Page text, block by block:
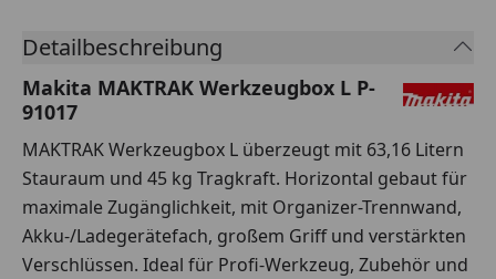
Detailbeschreibung
Makita MAKTRAK Werkzeugbox L P-
91017
MAKTRAK Werkzeugbox L überzeugt mit 63,16 Litern
Stauraum und 45 kg Tragkraft. Horizontal gebaut für
maximale Zugänglichkeit, mit Organizer-Trennwand,
Akku-/Ladegerätefach, großem Griff und verstärkten
Verschlüssen. Ideal für Profi-Werkzeug, Zubehör und